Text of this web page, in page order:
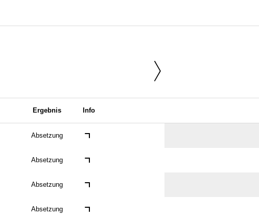
Ergebnis Info
Absetzung
Absetzung
Absetzung
Absetzung